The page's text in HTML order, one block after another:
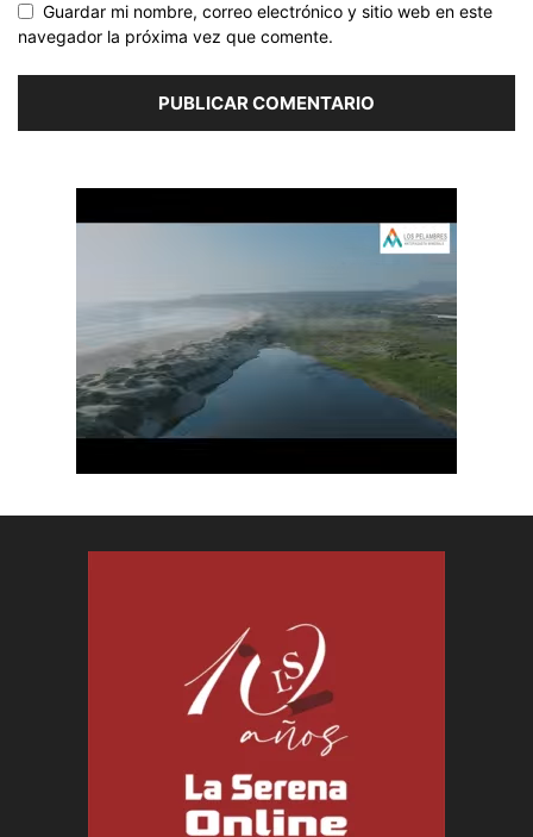
Guardar mi nombre, correo electrónico y sitio web en este
navegador la próxima vez que comente.